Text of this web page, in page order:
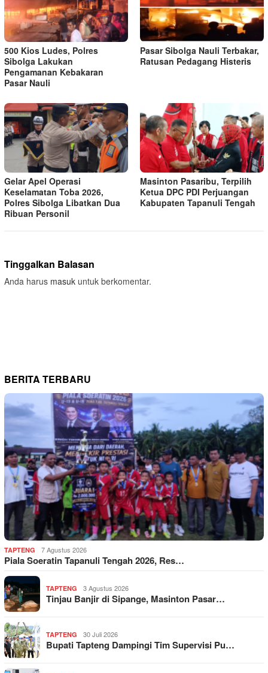
500 Kios Ludes, Polres
Sibolga Lakukan
Pengamanan Kebakaran
Pasar Nauli
Pasar Sibolga Nauli Terbakar,
Ratusan Pedagang Histeris
Gelar Apel Operasi
Keselamatan Toba 2026,
Polres Sibolga Libatkan Dua
Ribuan Personil
Masinton Pasaribu, Terpilih
Ketua DPC PDI Perjuangan
Kabupaten Tapanuli Tengah
Tinggalkan Balasan
Anda harus masuk untuk berkomentar.
BERITA TERBARU
TAPTENG 7 Agustus 2026
Piala Soeratin Tapanuli Tengah 2026, Res…
TAPTENG 3 Agustus 2026
Tinjau Banjir di Sipange, Masinton Pasar…
TAPTENG 30 Juli 2026
Bupati Tapteng Dampingi Tim Supervisi Pu…